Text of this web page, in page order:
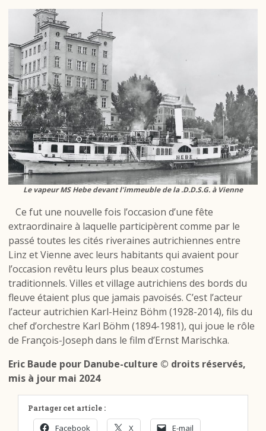
Le vapeur MS Hebe devant l’immeuble de la .D.D.S.G. à Vienne
Ce fut une nouvelle fois l’occasion d’une fête
extraordinaire à laquelle participèrent comme par le
passé toutes les cités riveraines autrichiennes entre
Linz et Vienne avec leurs habitants qui avaient pour
l’occasion revêtu leurs plus beaux costumes
traditionnels. Villes et village autrichiens des bords du
fleuve étaient plus que jamais pavoisés. C’est l’acteur
l’acteur autrichien Karl-Heinz Böhm (1928-2014), fils du
chef d’orchestre Karl Böhm (1894-1981), qui joue le rôle
de François-Joseph dans le film d’Ernst Marischka.
Eric Baude pour Danube-culture © droits réservés,
mis à jour mai 2024
Partager cet article :
Facebook X E-mail